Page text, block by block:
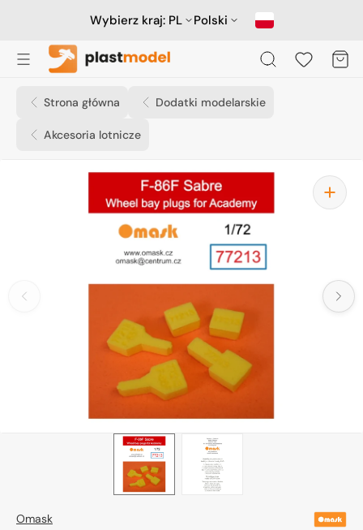
Wybierz kraj: PL Polski
Koszyk
Strona główna Dodatki modelarskie
Akcesoria lotnicze
Otwórz
media
1
w
widoku
galerii
Omask